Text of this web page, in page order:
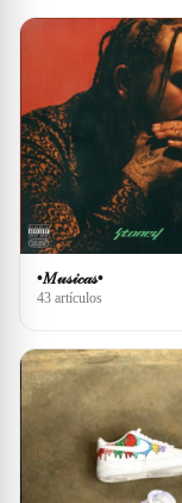
•𝑀𝓊𝓈𝒾𝒸𝒶𝓈•
43 artículos